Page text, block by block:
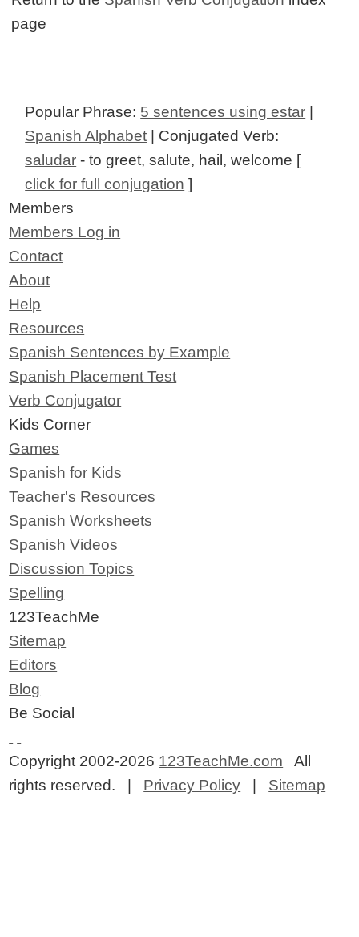
page
Popular Phrase: 5 sentences using estar
Spanish Alphabet | Conjugated Verb:
saludar - to greet, salute, hail, welcome [
click for full conjugation ]
Members
Members Log in
Contact
About
Help
Resources
Spanish Sentences by Example
Spanish Placement Test
Verb Conjugator
Kids Corner
Games
Spanish for Kids
Teacher's Resources
Spanish Worksheets
Spanish Videos
Discussion Topics
Spelling
123TeachMe
Sitemap
Editors
Blog
Be Social
Copyright 2002-2026 123TeachMe.com All
rights reserved. | Privacy Policy Sitemap